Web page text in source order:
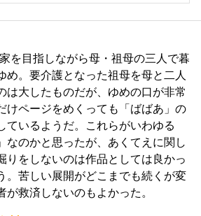
を目指しながら母・祖母の三人で暮
め。要介護となった祖母を母と二人
は大したものだが、ゆめの口が非常
けページをめくっても「ばばあ」の
ているようだ。これらがいわゆる
なのかと思ったが、あくてえに関し
りをしないのは作品としては良かっ
。苦しい展開がどこまでも続くが変
が救済しないのもよかった。